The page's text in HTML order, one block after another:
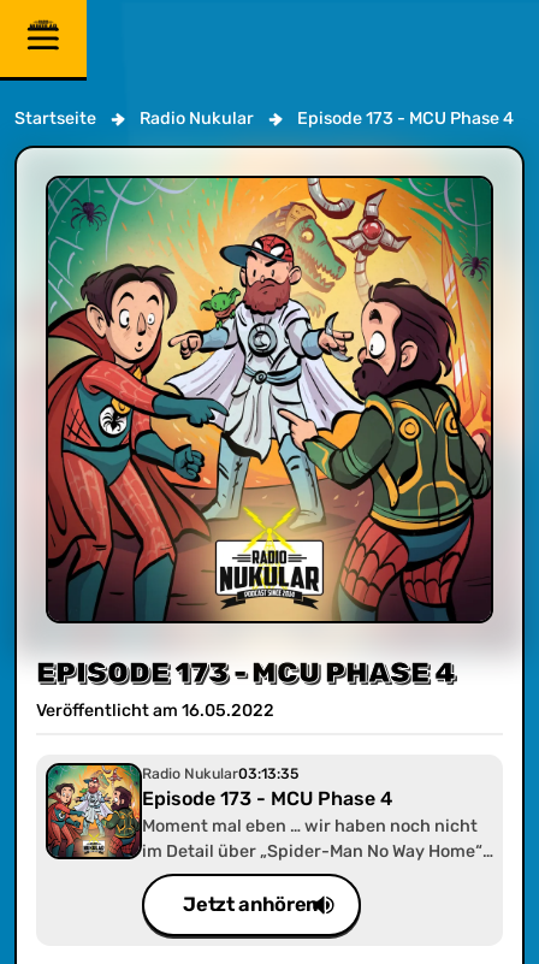
Startseite Radio Nukular Episode 173 - MCU Phase 4
EPISODE 173 - MCU PHASE 4
Veröffentlicht am 16.05.2022
Radio Nukular03:13:35
Episode 173 - MCU Phase 4
Moment mal eben … wir haben noch nicht
im Detail über „Spider-Man No Way Home“,
„Moon Knight“, „Loki“, „Hawkeye“, „The
Eternals“ und „Doctor Strange in the
Multiverse of Madness“ geredet? Jetzt
Jetzt anhören